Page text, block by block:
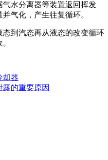
水分离器等装置返回挥发
气化，产生往复循环。
到汽态再从液态的改变循环
却器
的重要原因